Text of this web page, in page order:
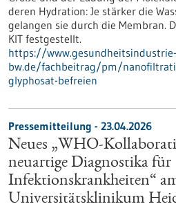
deren Hydration: Je stärker die
gelangen sie durch die Membran.
KIT festgestellt.
https://www.gesundheitsindustrie-
bw.de/fachbeitrag/pm/
glyphosat-befreien
Pressemitteilung - 23.04.2026
Neues „WHO-
neuartige Diagnostika für
Infektionskrankheiten“
Universitätsklinikum